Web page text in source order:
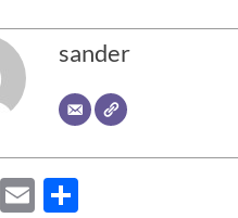
sander
Mastodon
Email